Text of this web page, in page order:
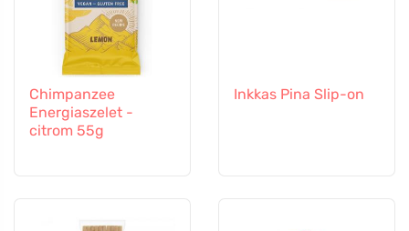
Chimpanzee
Energiaszelet -
citrom 55g
Inkkas Pina Slip-on